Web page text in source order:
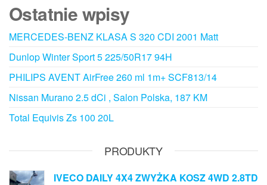
Ostatnie wpisy
MERCEDES-BENZ KLASA S 320 CDI 2001 Matt
Dunlop Winter Sport 5 225/50R17 94H
PHILIPS AVENT AirFree 260 ml 1m+ SCF813/14
Nissan Murano 2.5 dCi , Salon Polska, 187 KM
Total Equivis Zs 100 20L
PRODUKTY
IVECO DAILY 4X4 ZWYŻKA KOSZ 4WD 2.8TD